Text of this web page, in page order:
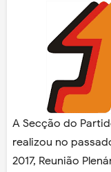
A Secção do
realizou no
2017, Reunião